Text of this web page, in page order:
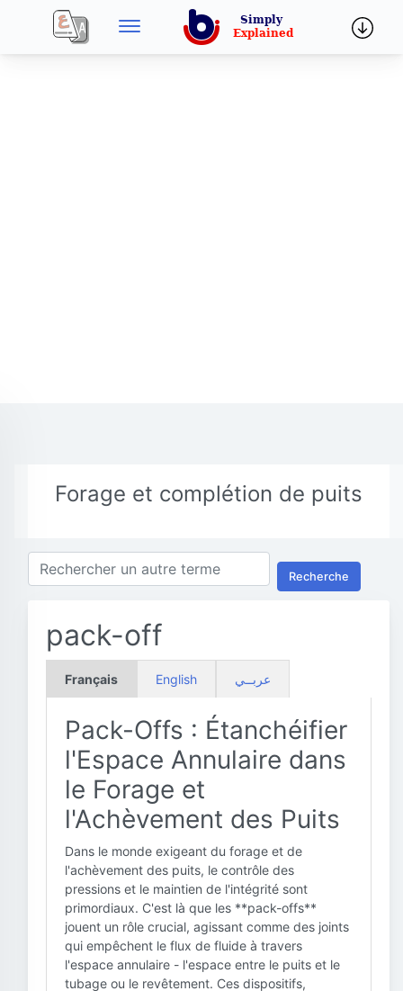
Forage et complétion de puits
Recherche
pack-off
Français English عربــي
Pack-Offs : Étanchéifier
l'Espace Annulaire dans
le Forage et
l'Achèvement des Puits
Dans le monde exigeant du forage et de
l'achèvement des puits, le contrôle des
pressions et le maintien de l'intégrité sont
primordiaux. C'est là que les **pack-offs**
jouent un rôle crucial, agissant comme des joints
qui empêchent le flux de fluide à travers
l'espace annulaire - l'espace entre le puits et le
tubage ou le revêtement. Ces dispositifs,